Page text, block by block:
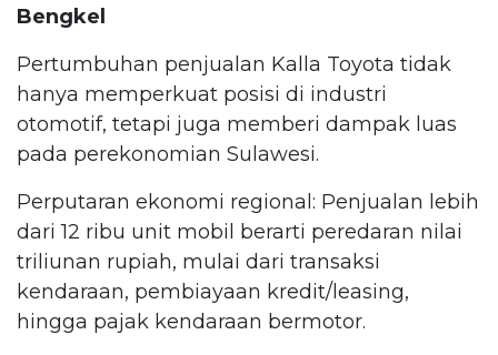
Bengkel
Pertumbuhan penjualan Kalla Toyota tidak
hanya memperkuat posisi di industri
otomotif, tetapi juga memberi dampak luas
pada perekonomian Sulawesi.
Perputaran ekonomi regional: Penjualan lebih
dari 12 ribu unit mobil berarti peredaran nilai
triliunan rupiah, mulai dari transaksi
kendaraan, pembiayaan kredit/leasing,
hingga pajak kendaraan bermotor.